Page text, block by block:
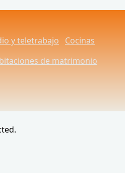
y teletrabajo
Cocinas
de matrimonio